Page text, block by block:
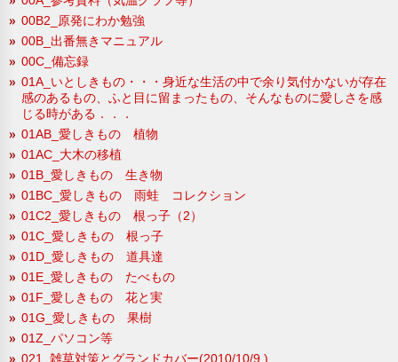
00B2_原発にわか勉強
00B_出番無きマニュアル
00C_備忘録
01A_いとしきもの・・・身近な生活の中で余り気付かないが存在
感のあるもの、ふと目に留まったもの、そんなものに愛しさを感
じる時がある．．．
01AB_愛しきもの 植物
01AC_大木の移植
01B_愛しきもの 生き物
01BC_愛しきもの 雨蛙 コレクション
01C2_愛しきもの 根っ子（2）
01C_愛しきもの 根っ子
01D_愛しきもの 道具達
01E_愛しきもの たべもの
01F_愛しきもの 花と実
01G_愛しきもの 果樹
01Z_パソコン等
021_雑草対策とグランドカバー(2010/10/9 )